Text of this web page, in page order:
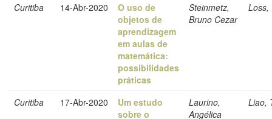
Curitiba 14-Abr-2020
O uso de
objetos de
aprendizagem
em aulas de
matemática:
possibilidades
práticas
Steinmetz,
Bruno Cezar
Loss,
Curitiba 17-Abr-2020
Um estudo
sobre o
Laurino,
Angélica
Liao,